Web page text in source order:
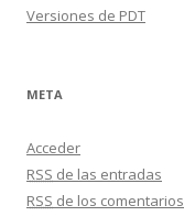
Versiones de PDT
META
Acceder
RSS de las entradas
RSS de los comentarios